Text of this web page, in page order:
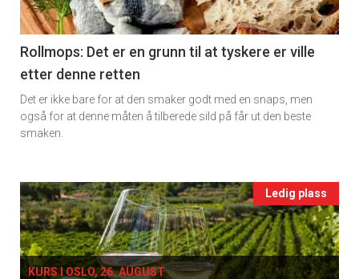
section
11
Ukens
vin
Rollmops: Det er en grunn til at tyskere er ville
etter denne retten
Det er ikke bare for at den smaker godt med en snaps, men
også for at denne måten å tilberede sild på får ut den beste
smaken.
Events
single
Ledig plass
KURS I OSLO, 26. AUGUST